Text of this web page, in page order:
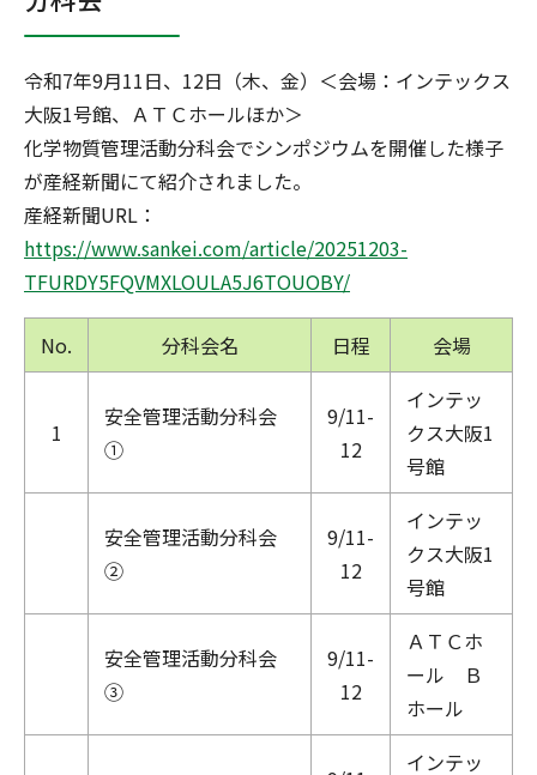
令和7年9月11日、12日（木、金）＜会場：インテックス
大阪1号館、ＡＴＣホールほか＞
化学物質管理活動分科会でシンポジウムを開催した様子
が産経新聞にて紹介されました。
産経新聞URL：
https://www.sankei.com/article/20251203-
TFURDY5FQVMXLOULA5J6TOUOBY/
No. 分科会名 日程 会場
1
安全管理活動分科会
①
9/11-
12
インテッ
クス大阪1
号館
安全管理活動分科会
②
9/11-
12
インテッ
クス大阪1
号館
安全管理活動分科会
③
9/11-
12
ＡＴＣホ
ール Ｂ
ホール
インテッ